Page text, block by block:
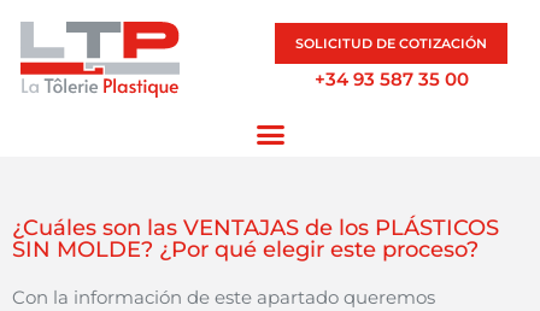
SOLICITUD DE COTIZACIÓN
+34 93 587 35 00
¿Cuáles son las VENTAJAS de los PLÁSTICOS
SIN MOLDE? ¿Por qué elegir este proceso?
Con la información de este apartado queremos